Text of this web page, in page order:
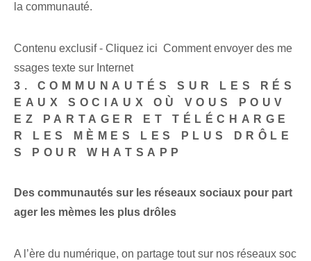
la communauté.
Contenu exclusif - Cliquez ici Comment envoyer des me
ssages texte sur Internet
3. COMMUNAUTÉS SUR LES RÉS
EAUX SOCIAUX OÙ VOUS POUV
EZ PARTAGER ET TÉLÉCHARGE
R LES MÈMES LES PLUS DRÔLE
S POUR WHATSAPP
Des communautés sur les réseaux sociaux pour part
ager les mèmes les plus drôles
A l’ère du numérique, on partage tout sur nos réseaux soc